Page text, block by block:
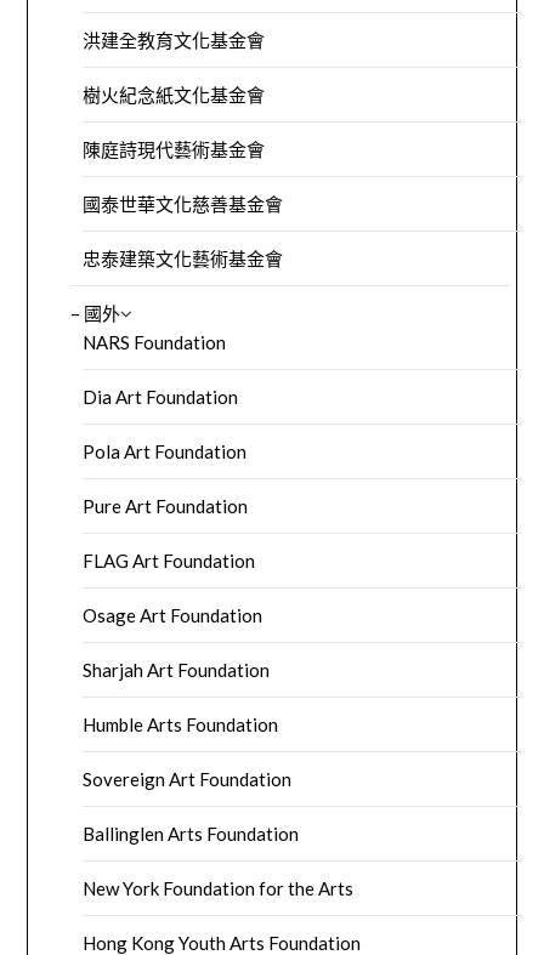
洪建全教育文化基金會
樹火紀念紙文化基金會
陳庭詩現代藝術基金會
國泰世華文化慈善基金會
忠泰建築文化藝術基金會
– 國外
NARS Foundation
Dia Art Foundation
Pola Art Foundation
Pure Art Foundation
FLAG Art Foundation
Osage Art Foundation
Sharjah Art Foundation
Humble Arts Foundation
Sovereign Art Foundation
Ballinglen Arts Foundation
New York Foundation for the Arts
Hong Kong Youth Arts Foundation